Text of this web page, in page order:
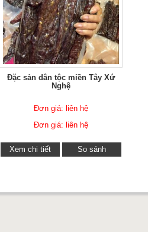
Đặc sản dân tộc miền Tây Xứ
Nghệ
Đơn giá: liên hệ
Đơn giá: liên hệ
Xem chi tiết So sánh